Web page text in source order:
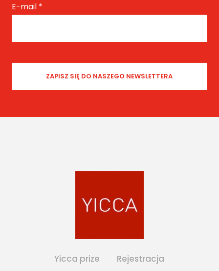
E-mail *
Yicca prize Rejestracja